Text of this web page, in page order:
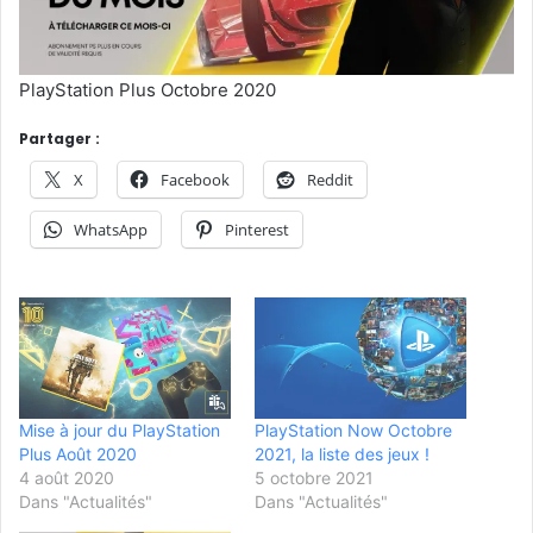
PlayStation Plus Octobre 2020
Partager :
X Facebook Reddit
WhatsApp Pinterest
Mise à jour du PlayStation
Plus Août 2020
4 août 2020
Dans "Actualités"
PlayStation Now Octobre
2021, la liste des jeux !
5 octobre 2021
Dans "Actualités"